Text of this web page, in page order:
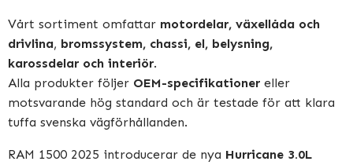
Vårt sortiment omfattar motordelar, växellåda och
drivlina, bromssystem, chassi, el, belysning,
karossdelar och interiör.
Alla produkter följer OEM-specifikationer eller
motsvarande hög standard och är testade för att klara
tuffa svenska vägförhållanden.
RAM 1500 2025 introducerar de nya Hurricane 3.0L